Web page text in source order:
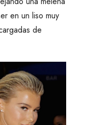
en un liso muy
de